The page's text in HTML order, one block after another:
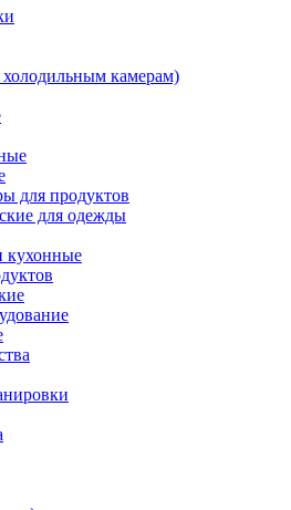
камерам)
для продуктов
для одежды
кухонные